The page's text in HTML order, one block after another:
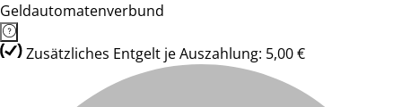
Geldautomatenverbund
Zusätzliches Entgelt je Auszahlung: 5,00 €